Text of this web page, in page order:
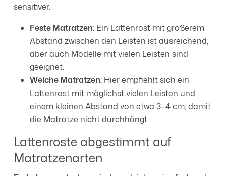
sensitiver.
Feste Matratzen: Ein Lattenrost mit größerem
Abstand zwischen den Leisten ist ausreichend,
aber auch Modelle mit vielen Leisten sind
geeignet.
Weiche Matratzen: Hier empfiehlt sich ein
Lattenrost mit möglichst vielen Leisten und
einem kleinen Abstand von etwa 3–4 cm, damit
die Matratze nicht durchhängt.
Lattenroste abgestimmt auf
Matratzenarten